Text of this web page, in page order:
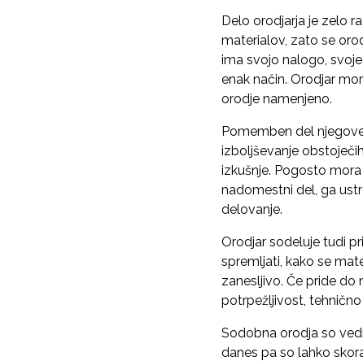
Delo orodjarja je zelo
materialov, zato se
ima svojo nalogo,
enak način. Orodjar
orodje namenjeno.
Pomemben del
izboljševanje
izkušnje. Pogosto
nadomestni del, ga
delovanje.
Orodjar sodeluje tudi
spremljati, kako se
zanesljivo. Če pride
potrpežljivost,
Sodobna orodja so
danes pa so lahko